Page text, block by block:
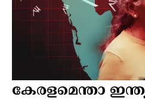
കേരളമെന്താ